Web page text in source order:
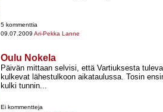
5 kommenttia
09.07.2009 Ari-Pekka Lanne
Oulu Nokela
Päivän mittaan selvisi, että Vartiuksesta
kulkevat lähestulkoon aikataulussa. Tosin
kulki tunnin...
Ei kommentteja